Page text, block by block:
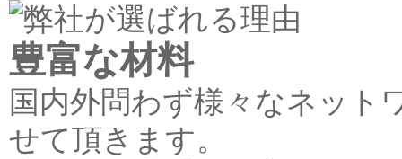
豊富な材料
国内外問わず様々なネット
せて頂きます。